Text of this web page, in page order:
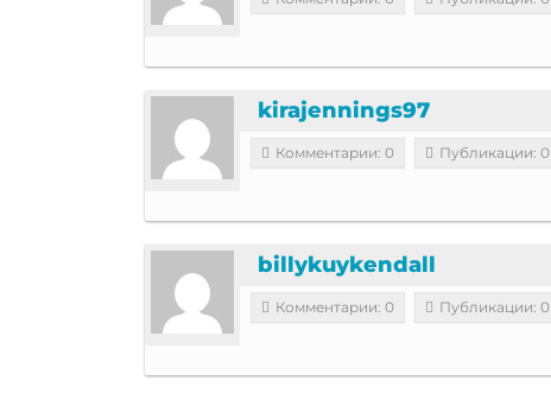
kirajennings97
Комментарии: 0 Публикации: 0
billykuykendall
Комментарии: 0 Публикации: 0